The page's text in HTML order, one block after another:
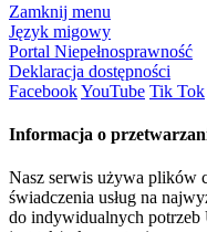
Zamknij menu
Język migowy
Portal Niepełnosprawność
Deklaracja dostępności
FacebookYouTube Tik Tok
Informacja o
Nasz serwis używa plików
świadczenia usług na
do indywidualnych